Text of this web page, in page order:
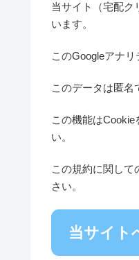
当サイト（宅配ク
います。
このGoogleアナ
このデータは匿名
この機能は
い。
この規約に関して
さい。
当サイト